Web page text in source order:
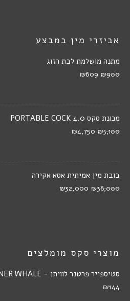
אביזרי מין במבצע
מתנה מושלמת לבת הזוג
₪900
₪609
מכונת סקס PORTABLE COCK 4.0
₪5,100
₪4,750
בובת מין אמיתית אסא אקירה
₪36,000
₪32,000
מוצרי סקס מומלצים
סטיספייר פרטנר לוויתן - PARTNER WHALE
₪144